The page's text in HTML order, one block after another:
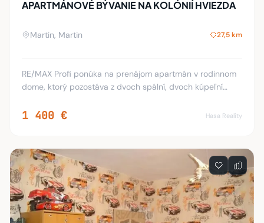
APARTMÁNOVÉ BÝVANIE NA KOLÓNIÍ HVIEZDA
Martin, Martin 27,5 km
RE/MAX Profi ponúka na prenájom apartmán v rodinnom
dome, ktorý pozostáva z dvoch spální, dvoch kúpeľní
kuchyňa špajza. Garážové státie pre jed
1 400 € Hasa Reality